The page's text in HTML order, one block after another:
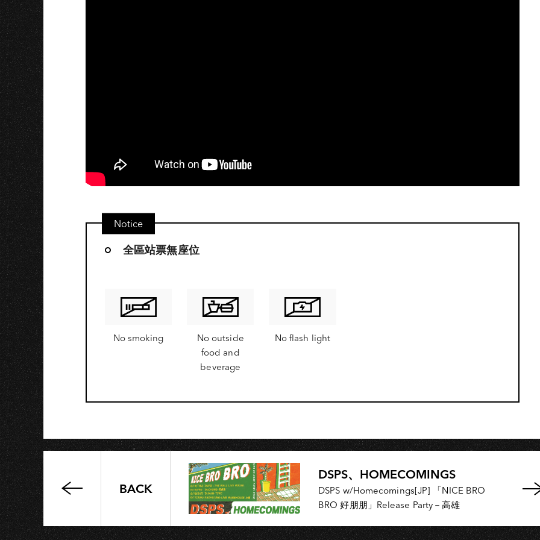
Notice
全區站票無座位
No smoking
No outside
food and
beverage
No flash light
而
BACK
DSPS、HOMECOMINGS
DSPS w/Homecomings[JP] 「NICE BRO
BRO 好朋朋」Release Party－高雄